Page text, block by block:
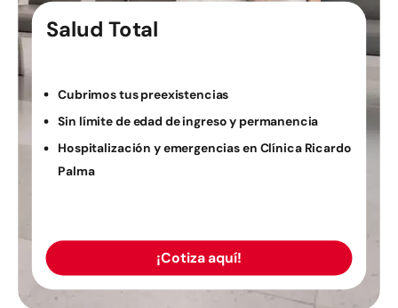
Salud Total
Cubrimos tus preexistencias
Sin límite de edad de ingreso y permanencia
Hospitalización y emergencias en Clínica Ricardo
Palma
¡Cotiza aquí!